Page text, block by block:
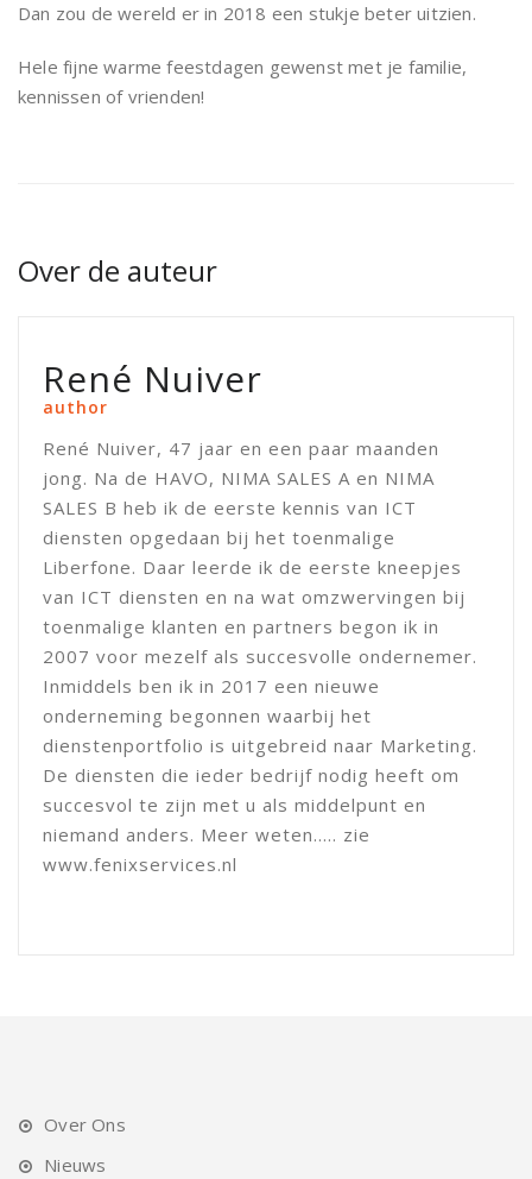
Dan zou de wereld er in 2018 een stukje beter uitzien.
Hele fijne warme feestdagen gewenst met je familie,
kennissen of vrienden!
Over de auteur
René Nuiver
author
René Nuiver, 47 jaar en een paar maanden
jong. Na de HAVO, NIMA SALES A en NIMA
SALES B heb ik de eerste kennis van ICT
diensten opgedaan bij het toenmalige
Liberfone. Daar leerde ik de eerste kneepjes
van ICT diensten en na wat omzwervingen bij
toenmalige klanten en partners begon ik in
2007 voor mezelf als succesvolle ondernemer.
Inmiddels ben ik in 2017 een nieuwe
onderneming begonnen waarbij het
dienstenportfolio is uitgebreid naar Marketing.
De diensten die ieder bedrijf nodig heeft om
succesvol te zijn met u als middelpunt en
niemand anders. Meer weten..... zie
www.fenixservices.nl
Over Ons
Nieuws